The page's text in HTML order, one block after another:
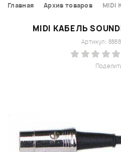
Главная Архив товаров MIDI
MIDI КАБЕЛЬ
Артикул: